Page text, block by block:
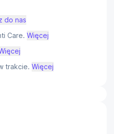
do nas
Care. Więcej
trakcie. Więcej